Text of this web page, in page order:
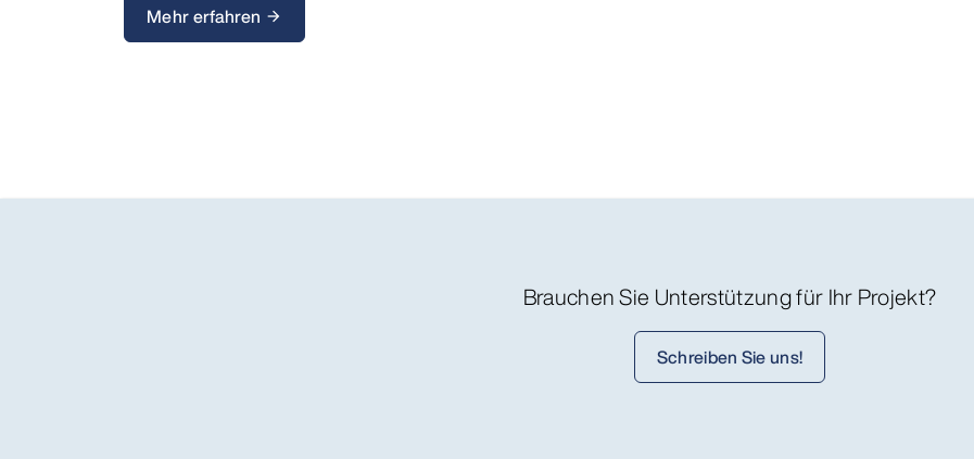
Mehr erfahren arrow_forward
Brauchen Sie Unterstützung für Ihr Projekt?
Schreiben Sie uns!